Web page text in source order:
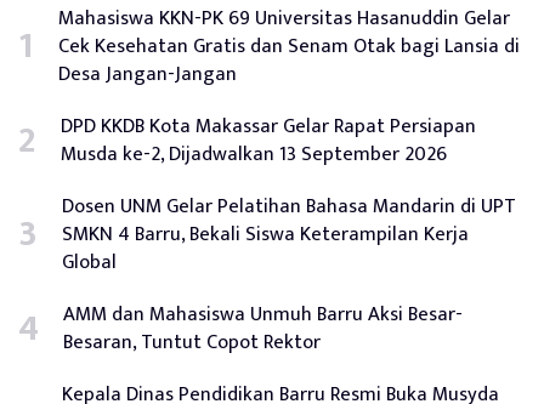
Mahasiswa KKN-PK 69 Universitas Hasanuddin Gelar
Cek Kesehatan Gratis dan Senam Otak bagi Lansia di
Desa Jangan-Jangan
DPD KKDB Kota Makassar Gelar Rapat Persiapan
Musda ke-2, Dijadwalkan 13 September 2026
Dosen UNM Gelar Pelatihan Bahasa Mandarin di UPT
SMKN 4 Barru, Bekali Siswa Keterampilan Kerja
Global
AMM dan Mahasiswa Unmuh Barru Aksi Besar-
Besaran, Tuntut Copot Rektor
Kepala Dinas Pendidikan Barru Resmi Buka Musyda